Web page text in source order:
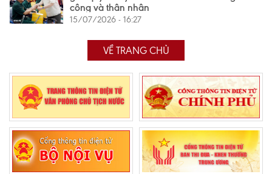
công và thân nhân
15/07/2026 - 16:27
VỀ TRANG CHỦ